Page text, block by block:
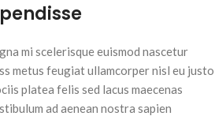
mi scelerisque euismod nascetur
metus feugiat ullamcorper nisl eu justo
platea felis sed lacus maecenas
ad aenean nostra sapien